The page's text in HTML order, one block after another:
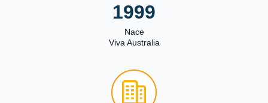
1999
Nace
Viva Australia